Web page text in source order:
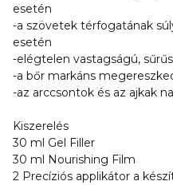
esetén
-a szövetek térfogatának
esetén
-elégtelen vastagságú,
-a bőr markáns
-az arccsontok és az ajkak
Kiszerelés
30 ml Gel Filler
30 ml Nourishing Film
2 Precíziós applikátor a